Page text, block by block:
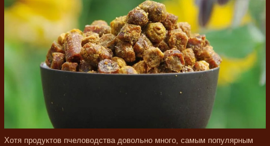
Хотя продуктов пчеловодства довольно много, самым популярным